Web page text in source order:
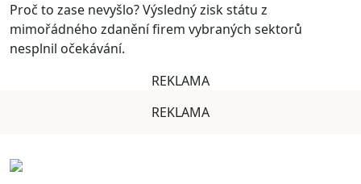
Proč to zase nevyšlo? Výsledný zisk státu z
mimořádného zdanění firem vybraných sektorů
nesplnil očekávání.
REKLAMA
REKLAMA